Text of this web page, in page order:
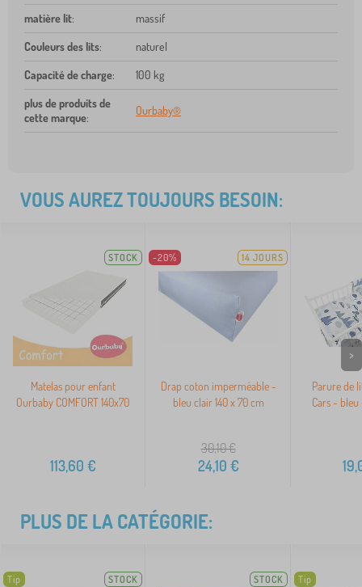
matière lit: massif
Couleurs des lits: naturel
Capacité de charge: 100 kg
plus de produits de
cette marque:
Ourbaby®
VOUS AUREZ TOUJOURS BESOIN:
STOCK
Matelas pour enfant
Ourbaby COMFORT 140x70
113,60 €
-20% 14 JOURS
Drap coton imperméable -
bleu clair 140 x 70 cm
30,10€
24,10 €
Parure de
Cars -
>
PLUS DE LA CATÉGORIE:
Tip STOCK STOCK Tip